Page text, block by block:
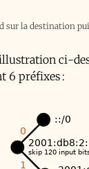
sur la destination
ci-
6 préfixes :